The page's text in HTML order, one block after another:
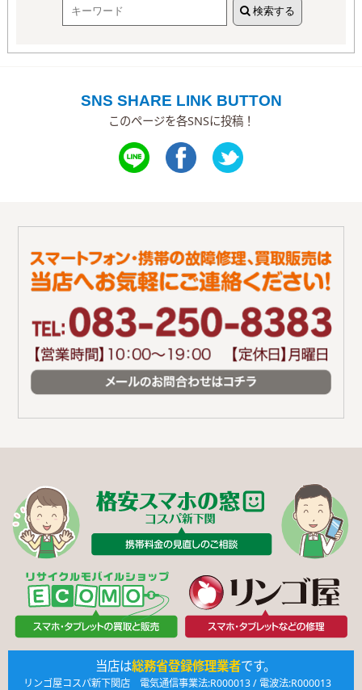
検索する
SNS SHARE LINK BUTTON
このページを各SNSに投稿！
当店は総務省登録修理業者です。
リンゴ屋コスパ新下関店 電気通信事業法:R000013 / 電波法:R000013